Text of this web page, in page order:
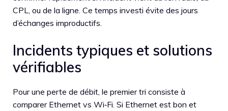
CPL, ou de la ligne. Ce temps investi évite des jours
d’échanges improductifs.
Incidents typiques et solutions
vérifiables
Pour une perte de débit, le premier tri consiste à
comparer Ethernet vs Wi‑Fi. Si Ethernet est bon et